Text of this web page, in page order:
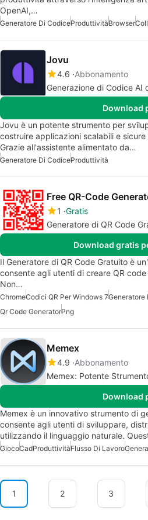
OpenAI,…
Generatore Di CodiceProduttivitàBrowser
Jovu
4.6 Abbonamento
Generazione di Codice AI
Download
Jovu è un potente strumento per
costruire applicazioni scalabili e
Grazie all'assistente alimentato da…
Generatore Di CodiceProduttività
Free QR-Code
1 Gratis
Generatore di QR Code
Download gratis
Il Generatore di QR Code Gratuito è
consente agli utenti di creare QR
Non…
ChromeCodici QR Per Windows 7Generatore
Qr Code GeneratorPng
Memex
4.9 Abbonamento
Memex: Potente
Download
Memex è un innovativo strumento di
consente agli utenti di sviluppare,
utilizzando il linguaggio naturale.
GiocoCadProduttivitàFlusso Di Lavoro
1 2 3